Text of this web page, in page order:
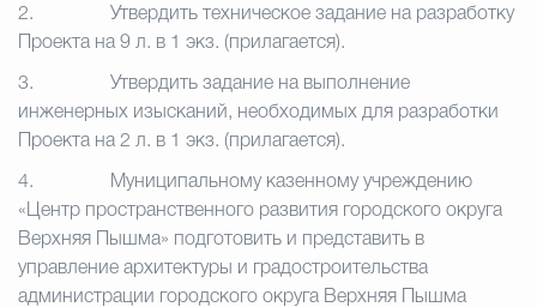
2.
Утвердить техническое задание на разработку
Проекта на 9 л. в 1 экз. (прилагается).
3.
Утвердить задание на выполнение
инженерных изысканий, необходимых для разработки
Проекта на 2 л. в 1 экз. (прилагается).
4.
Муниципальному казенному учреждению
«Центр пространственного развития городского округа
Верхняя Пышма» подготовить и представить в
управление архитектуры и градостроительства
администрации городского округа Верхняя Пышма